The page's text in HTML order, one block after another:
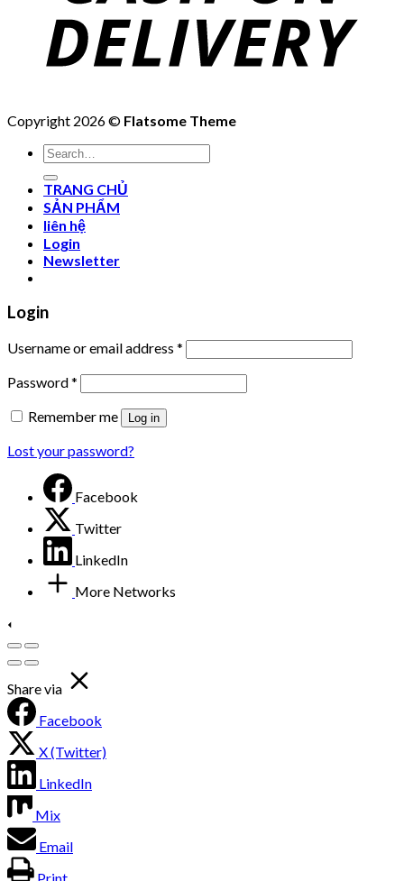
Copyright 2026 © Flatsome Theme
Search
for:
TRANG CHỦ
SẢN PHẨM
liên hệ
Login
Newsletter
Login
Username or email address *
Password*
Remember me
Log in
Lost your password?
Facebook
Twitter
LinkedIn
More Networks
Share via
Facebook
X (Twitter)
LinkedIn
Mix
Email